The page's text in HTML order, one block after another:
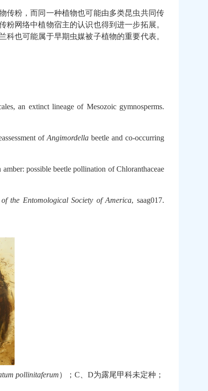
传粉，而同一种植物也可能由多类昆虫共同传
网络中植物宿主的认识也得到进一步拓展。
也可能属于早期虫媒被子植物的重要代表。
an extinct lineage of Mesozoic gymnosperms.
of Angimordellabeetle and co-occurring
possible beetle pollination of Chloranthaceae
the Entomological Society of America, saag017.
pollinitaferum）； C D为露尾甲科未定种；